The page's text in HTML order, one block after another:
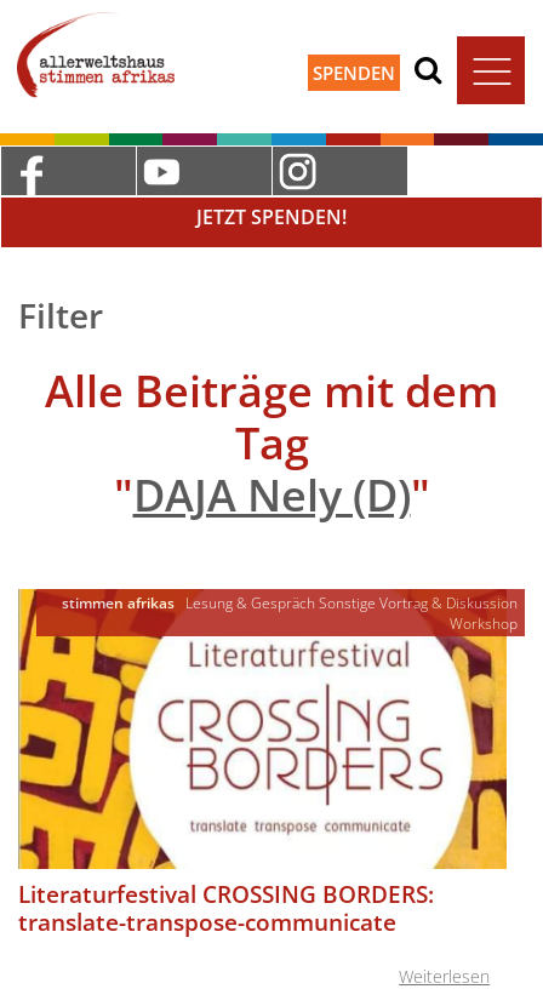
SPENDEN
JETZT SPENDEN!
Filter
Alle Beiträge mit dem
Tag
"DAJA Nely (D)"
stimmen afrikas Lesung & Gespräch Sonstige Vortrag & Diskussion
Workshop
Literaturfestival CROSSING BORDERS:
translate-transpose-communicate
Weiterlesen